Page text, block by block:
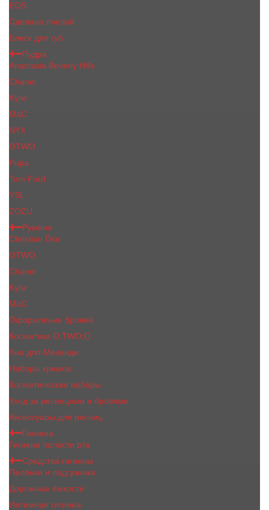
EOS
Сделано пчелой
Блеск для губ
Пудра
Anastasia Beverly Hills
Chanel
Kylie
MaC
NYX
OTWO
Pupa
Tom Ford
YSL
ZOZU
Румяна
Christian Dior
OTWO
Сhanеl
Kylie
MaC
Оформление бровей
Косметика O.TWO.O
Хна для Мехенди
Наборы кремов
Косметические наборы
Уход за ресницами и бровями
Аксессуары для ресниц
Гигиена
Гигиена полости рта
Средства гигиены
Пелёнки и подгузники
Дорожные ёмкости
Интимная гигиена